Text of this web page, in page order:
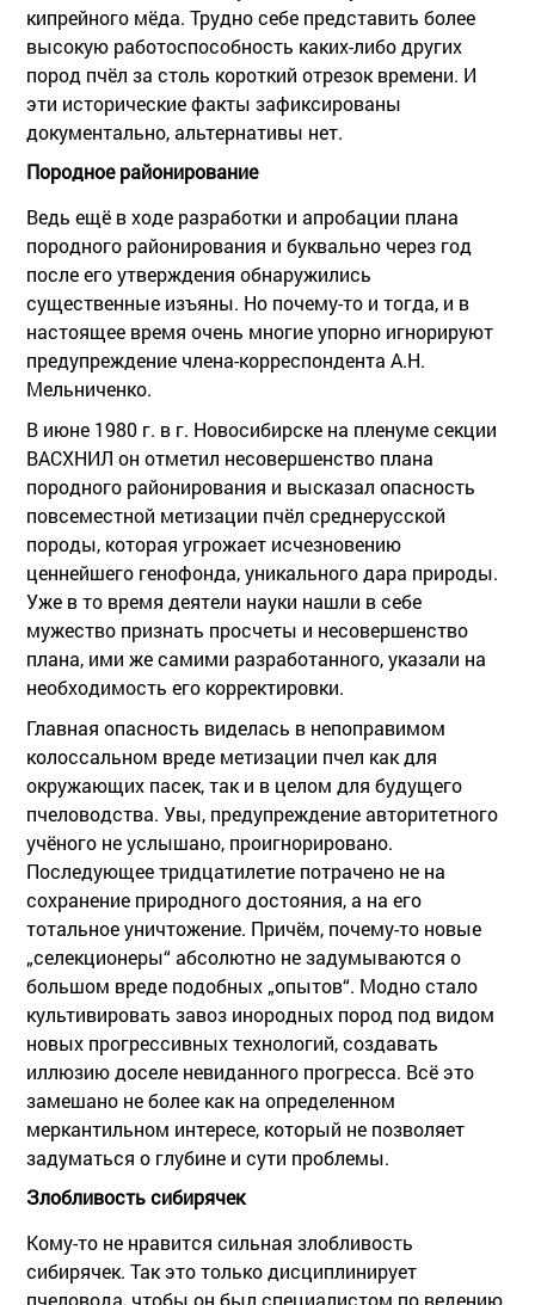
кипрейного мёда. Трудно себе представить более
высокую работоспособность каких-либо других
пород пчёл за столь короткий отрезок времени. И
эти исторические факты зафиксированы
документально, альтернативы нет.
Породное районирование
Ведь ещё в ходе разработки и апробации плана
породного районирования и буквально через год
после его утверждения обнаружились
существенные изъяны. Но почему-то и тогда, и в
настоящее время очень многие упорно игнорируют
предупреждение члена-корреспондента А.Н.
Мельниченко.
В июне 1980 г. в г. Новосибирске на пленуме секции
ВАСХНИЛ он отметил несовершенство плана
породного районирования и высказал опасность
повсеместной метизации пчёл среднерусской
породы, которая угрожает исчезновению
ценнейшего генофонда, уникального дара природы.
Уже в то время деятели науки нашли в себе
мужество признать просчеты и несовершенство
плана, ими же самими разработанного, указали на
необходимость его корректировки.
Главная опасность виделась в непоправимом
колоссальном вреде метизации пчел как для
окружающих пасек, так и в целом для будущего
пчеловодства. Увы, предупреждение авторитетного
учёного не услышано, проигнорировано.
Последующее тридцатилетие потрачено не на
сохранение природного достояния, а на его
тотальное уничтожение. Причём, почему-то новые
„селекционеры“ абсолютно не задумываются о
большом вреде подобных „опытов“. Модно стало
культивировать завоз инородных пород под видом
новых прогрессивных технологий, создавать
иллюзию доселе невиданного прогресса. Всё это
замешано не более как на определенном
меркантильном интересе, который не позволяет
задуматься о глубине и сути проблемы.
Злобливость сибирячек
Кому-то не нравится сильная злобливость
сибирячек. Так это только дисциплинирует